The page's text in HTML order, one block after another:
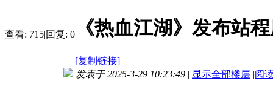
查看: 715|回复: 0 《热血江湖》发布站
[复制链接]
发表于 2025-3-29 10:23:49 | 显示全部楼层 |阅